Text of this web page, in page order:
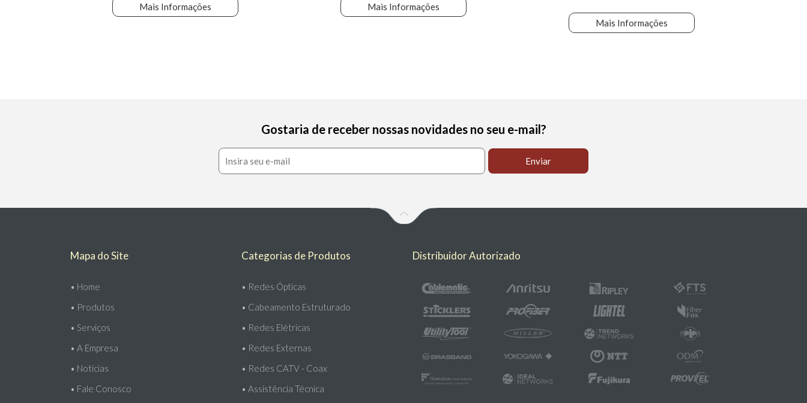
Mais Informações Mais Informações
Mais Informações
Gostaria de receber nossas novidades no seu e-mail?
Mapa do Site
• Home
• Produtos
• Serviços
• A Empresa
• Notícias
• Fale Conosco
Categorias de Produtos
• Redes Ópticas
• Cabeamento Estruturado
• Redes Elétricas
• Redes Externas
• Redes CATV - Coax
• Assistência Técnica
Distribuidor Autorizado